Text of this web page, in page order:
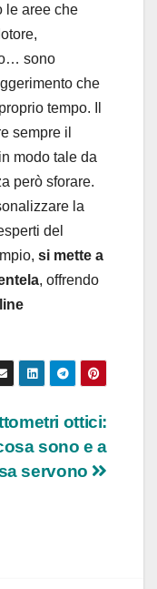
le aree che
sono
che
tempo. Il
sempre il
modo tale da
però sforare.
la
del
si mette a
, offrendo
ottici:
sono e a
servono